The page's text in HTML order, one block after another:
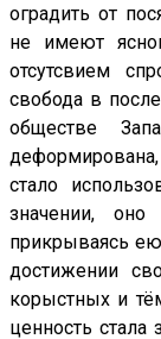
оградить от
не имеют
отсутсвием
свобода в
обществе
стало
значении, оно
прикрываясь
достижении
корыстных и
ценность